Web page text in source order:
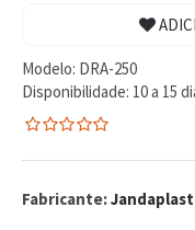
Modelo: DRA-250
Disponibilidade: 10 a 15
de
reviews
Fabricante:Jandaplast